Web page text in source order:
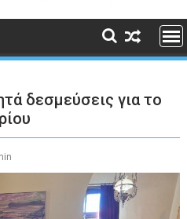
δεσμεύσεις για το